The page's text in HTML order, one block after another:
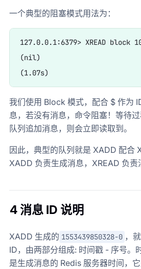
一个典型的阻塞模式用法为：
127.0.0.1:6379> XREAD block
(nil)
我们使用 Block 模式，配合 $ 作为
息，若没有消息，命令阻塞！等待
队列追加消息，则会立即读取到。
因此，典型的队列就是 XADD 配合
XADD 负责生成消息，XREAD 负责
4 消息 ID 说明
XADD 生成的 1553439850328-0 ，
ID，由两部分组成: 时间戳 - 序号。
是生成消息的 Redis 服务器时间，